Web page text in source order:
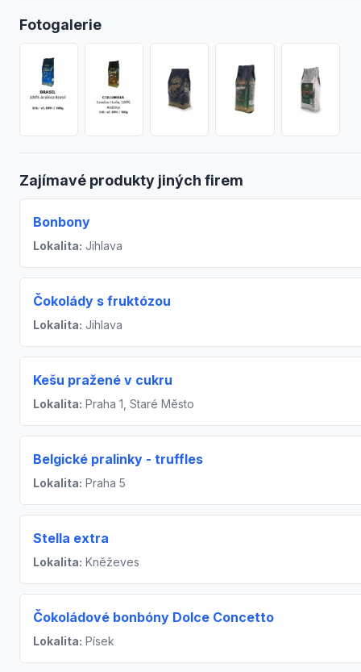
Fotogalerie
Zajímavé produkty jiných firem
Bonbony
Lokalita: Jihlava
Čokolády s fruktózou
Lokalita: Jihlava
Kešu pražené v cukru
Lokalita: Praha 1, Staré Město
Belgické pralinky - truffles
Lokalita: Praha 5
Stella extra
Lokalita: Kněževes
Čokoládové bonbóny Dolce Concetto
Lokalita: Písek